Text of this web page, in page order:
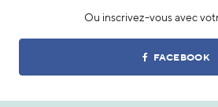
Ou inscrivez-vous avec
FACEBOOK